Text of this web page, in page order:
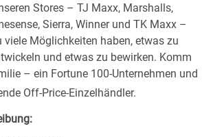
Stores – TJ Maxx, Marshalls,
Sierra, Winner und TK Maxx –
viele Möglichkeiten haben, etwas zu
und etwas zu bewirken. Komm
– ein Fortune 100-Unternehmen und
Off-Price-Einzelhändler.